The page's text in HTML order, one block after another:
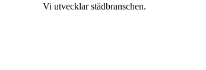
Vi utvecklar städbranschen.